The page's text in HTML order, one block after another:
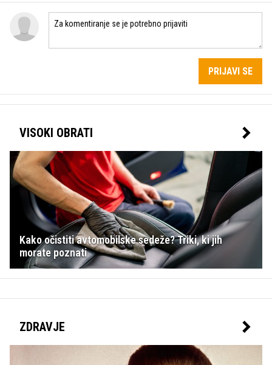
PRIJAVI SE
VISOKI OBRATI
Kako očistiti avtomobilske sedeže? Triki, ki jih
morate poznati
ZDRAVJE